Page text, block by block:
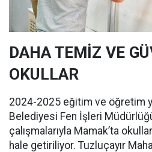
DAHA TEMİZ VE
OKULLAR
2024-2025 eğitim ve öğretim
Belediyesi Fen İşleri
çalışmalarıyla Mamak’ta
hale getiriliyor. Tuzluçayır